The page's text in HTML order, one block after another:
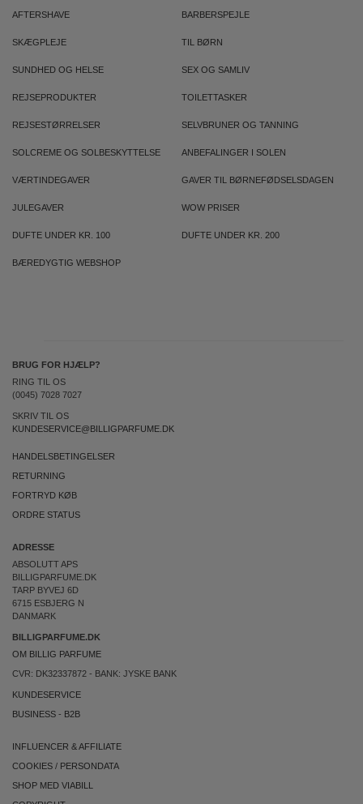
AFTERSHAVE BARBERSPEJLE
SKÆGPLEJE TIL BØRN
SUNDHED OG HELSE SEX OG SAMLIV
REJSEPRODUKTER TOILETTASKER
REJSESTØRRELSER SELVBRUNER OG TANNING
SOLCREME OG SOLBESKYTTELSE ANBEFALINGER I SOLEN
VÆRTINDEGAVER GAVER TIL BØRNEFØDSELSDAGEN
JULEGAVER WOW PRISER
DUFTE UNDER KR. 100 DUFTE UNDER KR. 200
BÆREDYGTIG WEBSHOP
BRUG FOR HJÆLP?
RING TIL OS
(0045) 7028 7027
SKRIV TIL OS
KUNDESERVICE@BILLIGPARFUME.DK
HANDELSBETINGELSER
RETURNING
FORTRYD KØB
ORDRE STATUS
ADRESSE
ABSOLUTT APS
BILLIGPARFUME.DK
TARP BYVEJ 6D
6715 ESBJERG N
DANMARK
BILLIGPARFUME.DK
OM BILLIG PARFUME
CVR: DK32337872 - BANK: JYSKE BANK
KUNDESERVICE
BUSINESS - B2B
INFLUENCER & AFFILIATE
COOKIES / PERSONDATA
SHOP MED VIABILL